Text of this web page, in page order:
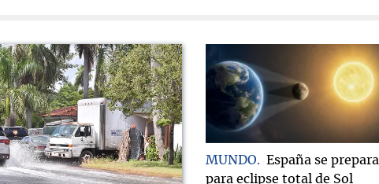
MUNDO
España se prepara
para eclipse total de Sol